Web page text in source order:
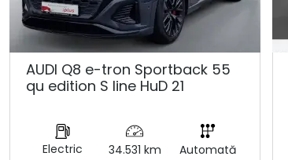
AUDI Q8 e-tron Sportback 55
qu edition S line HuD 21
Electric 34.531 km Automată